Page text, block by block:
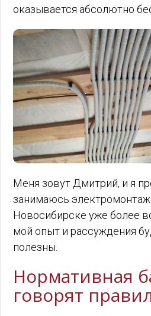
оказывается абсолютно
Меня зовут Дмитрий, и я
занимаюсь
Новосибирске уже более
мой опыт и рассуждения
полезны.
Нормативная
говорят